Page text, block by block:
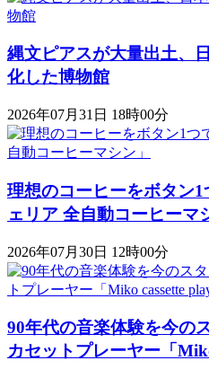
縄文ピアスが大量出土、
化した博物館
2026年07月31日 18時00分
理想のコーヒーをボタン
ェリア 全自動コーヒーマ
2026年07月30日 12時00分
90年代の音楽体験を今の
カセットプレーヤー「